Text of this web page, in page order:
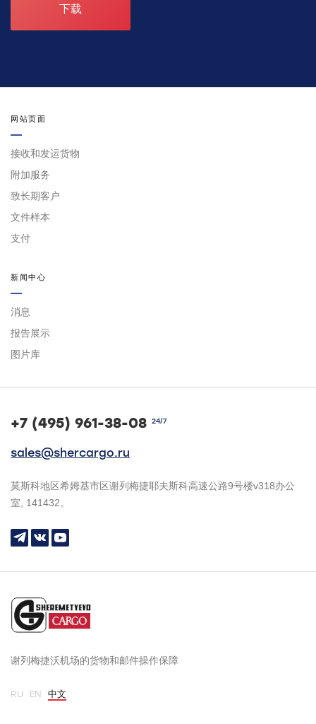
下载
网站页面
接收和发运货物
附加服务
致长期客户
文件样本
支付
新闻中心
消息
报告展示
图片库
+7 (495) 961-38-08 24/7
sales@shercargo.ru
莫斯科地区希姆基市区谢列梅捷耶夫斯科高速公路9号楼v318办公
室, 141432。
谢列梅捷沃机场的货物和邮件操作保障
RU EN 中文